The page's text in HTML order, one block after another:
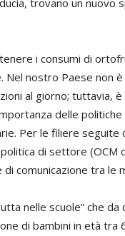
trovano un nuovo
i consumi di
Nel nostro Paese non
al giorno; tuttavia,
delle
Per le filiere
di settore
comunicazione tra le
nelle scuole” che da
di bambini in età tra